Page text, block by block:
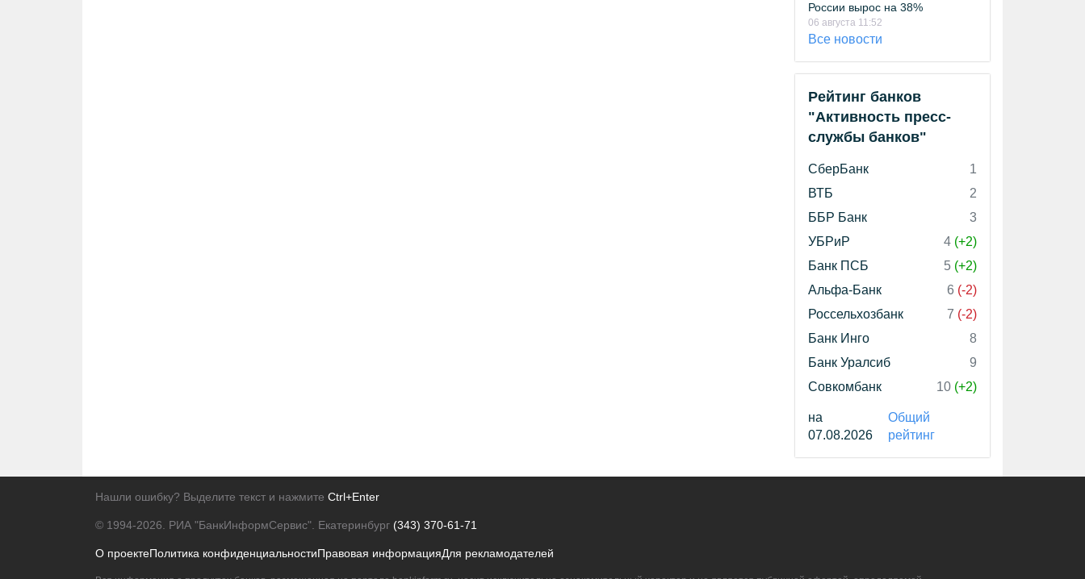
России вырос на 38%
06 августа 11:52
Все новости
Рейтинг банков
"Активность пресс-
службы банков"
СберБанк
1
ВТБ
2
ББР Банк
3
УБРиР
4 (+2)
Банк ПСБ
5 (+2)
Альфа-Банк
6 (-2)
Россельхозбанк
7 (-2)
Банк Инго
8
Банк Уралсиб
9
Совкомбанк
10 (+2)
на
07.08.2026
Общий
рейтинг
Нашли ошибку? Выделите текст и нажмите Ctrl+Enter
© 1994-2026. РИА "БанкИнформСервис". Екатеринбург (343) 370-61-71
О проектеПолитика конфиденциальностиПравовая информацияДля рекламодателей